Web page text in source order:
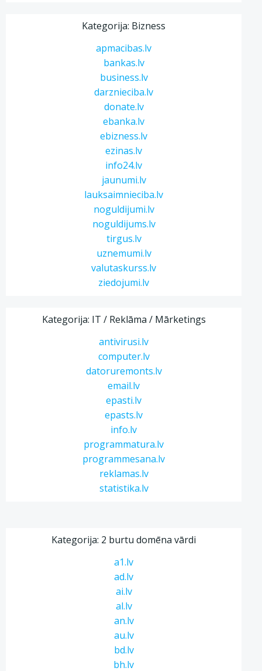
Kategorija: Bizness
apmacibas.lv
bankas.lv
business.lv
darznieciba.lv
donate.lv
ebanka.lv
ebizness.lv
ezinas.lv
info24.lv
jaunumi.lv
lauksaimnieciba.lv
noguldijumi.lv
noguldijums.lv
tirgus.lv
uznemumi.lv
valutaskurss.lv
ziedojumi.lv
Kategorija: IT / Reklāma / Mārketings
antivirusi.lv
computer.lv
datoruremonts.lv
email.lv
epasti.lv
epasts.lv
info.lv
programmatura.lv
programmesana.lv
reklamas.lv
statistika.lv
Kategorija: 2 burtu domēna vārdi
a1.lv
ad.lv
ai.lv
al.lv
an.lv
au.lv
bd.lv
bh.lv